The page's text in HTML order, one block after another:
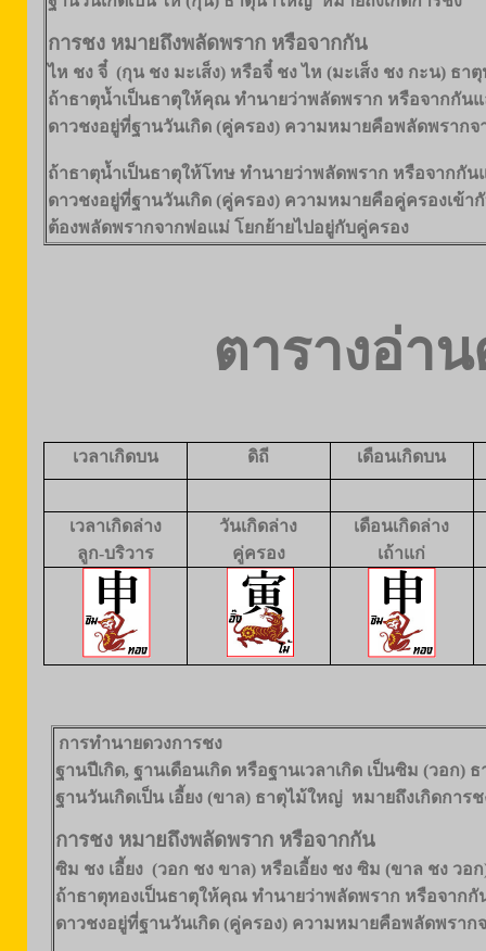
การชง หมายถึงพลัดพราก หรือจากกัน
ไห ชง จี๋ (กุน ชง มะเส็ง) หรือจี๋ ชง ไห (มะเส็ง ชง กะน) ธา
ถ้าธาตุน้ำเป็นธาตุให้คุณ ทำนายว่าพลัดพราก หรือจากกันแ
ดาวชงอยู่ที่ฐานวันเกิด (คู่ครอง) ความหมายคือพลัดพราก
ถ้าธาตุน้ำเป็นธาตุให้โทษ ทำนายว่าพลัดพราก หรือจากกัน
ดาวชงอยู่ที่ฐานวันเกิด (คู่ครอง) ความหมายคือคู่ครองเข้า
ต้องพลัดพรากจากพ่อแม่ โยกย้ายไปอยู่กับคู่ครอง
ตารางอ่า
เวลาเกิดบน ดิถี เดือนเกิดบน
เวลาเกิดล่าง
ลูก-บริวาร
วันเกิดล่าง
คู่ครอง
เดือนเกิดล่าง
เถ้าแก่
การทำนายดวงการชง
ฐานปีเกิด, ฐานเดือนเกิด หรือฐานเวลาเกิด เป็นซิม (วอก)
ฐานวันเกิดเป็น เอี้ยง (ขาล) ธาตุไม้ใหญ่ หมายถึงเกิดการช
การชง หมายถึงพลัดพราก หรือจากกัน
ซิม ชง เอี้ยง (วอก ชง ขาล) หรือเอี้ยง ชง ซิม (ขาล ชง วอ
ถ้าธาตุทองเป็นธาตุให้คุณ ทำนายว่าพลัดพราก หรือจากกั
ดาวชงอยู่ที่ฐานวันเกิด (คู่ครอง) ความหมายคือพลัดพราก